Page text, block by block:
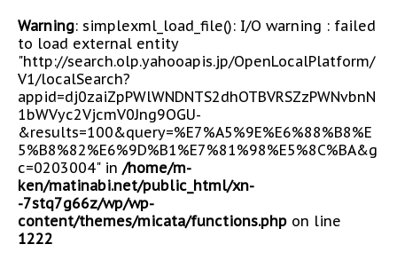
Warning: simplexml_load_file(): I/O warning : failed
to load external entity
"http://search.olp.yahooapis.jp/OpenLocalPlatform/
V1/localSearch?
appid=dj0zaiZpPWlWNDNTS2dhOTBVRSZzPWNvbnN
1bWVyc2VjcmV0Jng9OGU-
&results=100&query=%E7%A5%9E%E6%88%B8%E
5%B8%82%E6%9D%B1%E7%81%98%E5%8C%BA&g
c=0203004" in /home/m-
ken/matinabi.net/public_html/xn-
-7stq7g66z/wp/wp-
content/themes/micata/functions.php on line
1222